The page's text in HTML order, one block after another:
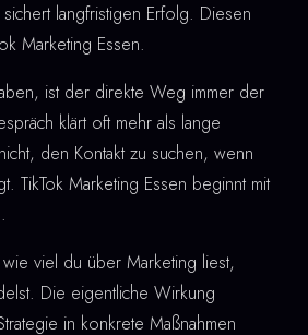
langfristigen Erfolg. Diesen
Marketing Essen.
ist der direkte Weg immer der
klärt oft mehr als lange
den Kontakt zu suchen, wenn
TikTok Marketing Essen beginnt mit
viel du über Marketing liest,
Die eigentliche Wirkung
in konkrete Maßnahmen